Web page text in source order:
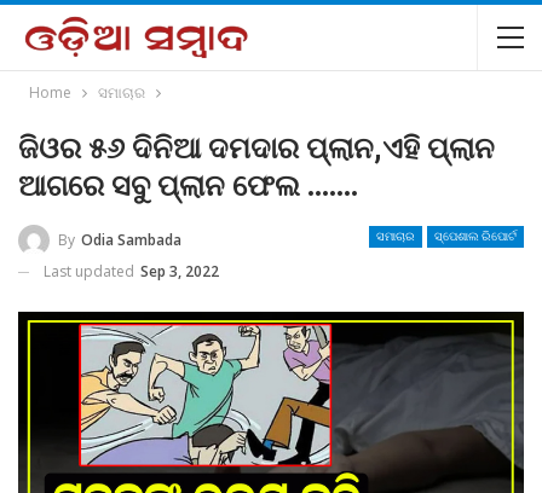
Home ସମାଚାର
ଜିଓର ୫୬ ଦିନିଆ ଦମଦାର ପ୍ଲାନ,ଏହି ପ୍ଲାନ
ଆଗରେ ସବୁ ପ୍ଲାନ ଫେଲ …….
ସମାଚାର ସ୍ପେଶାଲ ରିପୋର୍ଟ
By Odia Sambada
Last updated Sep 3, 2022